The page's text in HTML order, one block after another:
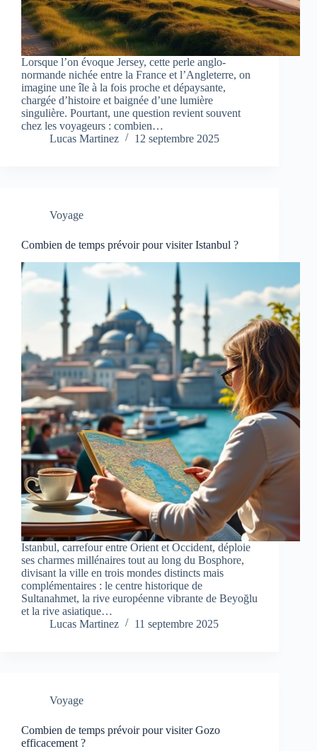
Lorsque l’on évoque Jersey, cette perle anglo-
normande nichée entre la France et l’Angleterre, on
imagine une île à la fois proche et dépaysante,
chargée d’histoire et baignée d’une lumière
singulière. Pourtant, une question revient souvent
chez les voyageurs : combien…
Lucas Martinez
12 septembre 2025
Voyage
Combien de temps prévoir pour visiter Istanbul ?
Istanbul, carrefour entre Orient et Occident, déploie
ses charmes millénaires tout au long du Bosphore,
divisant la ville en trois mondes distincts mais
complémentaires : le centre historique de
Sultanahmet, la rive européenne vibrante de Beyoğlu
et la rive asiatique…
Lucas Martinez
11 septembre 2025
Voyage
Combien de temps prévoir pour visiter Gozo
efficacement ?